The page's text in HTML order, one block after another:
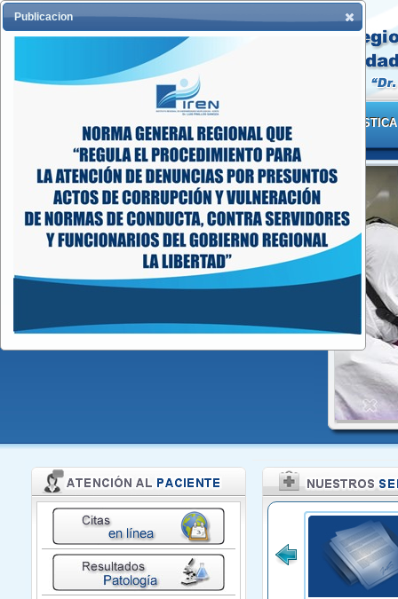
INICIO INSTITUCION ESTADÍSTICA
IREN
Publicado en julio,
Compartir en:
Publicacion